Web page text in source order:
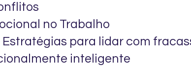
no Trabalho
para lidar com
inteligente